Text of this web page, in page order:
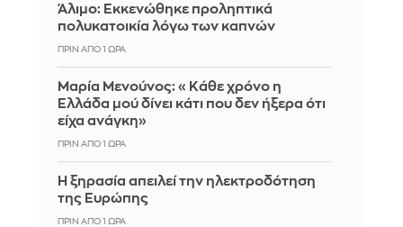
Άλιμο: Εκκενώθηκε προληπτικά
πολυκατοικία λόγω των καπνών
ΠΡΙΝ ΑΠΌ 1 ΏΡΑ
Μαρία Μενούνος: «Κάθε χρόνο η
Ελλάδα μού δίνει κάτι που δεν ήξερα ότι
είχα ανάγκη»
ΠΡΙΝ ΑΠΌ 1 ΏΡΑ
Η ξηρασία απειλεί την ηλεκτροδότηση
της Ευρώπης
ΠΡΙΝ ΑΠΌ 1 ΏΡΑ